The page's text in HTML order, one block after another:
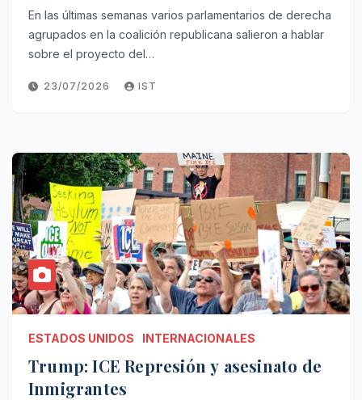
En las últimas semanas varios parlamentarios de derecha
agrupados en la coalición republicana salieron a hablar
sobre el proyecto del…
23/07/2026 IST
ESTADOS UNIDOS INTERNACIONALES
Trump: ICE Represión y asesinato de
Inmigrantes